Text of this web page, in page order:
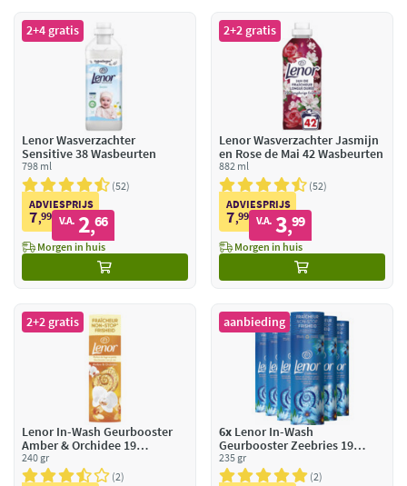
2+4 gratis
Lenor Wasverzachter
Sensitive 38 Wasbeurten
798 ml
52
ADVIESPRIJS
7,99 V.A. 2,66
Morgen in huis
2+2 gratis
Lenor Wasverzachter Jasmijn
en Rose de Mai 42 Wasbeurten
882 ml
52
ADVIESPRIJS
7,99 V.A. 3,99
Morgen in huis
2+2 gratis
Lenor In-Wash Geurbooster
Amber & Orchidee 19
wasbeurten
240 gr
2
aanbieding
6xLenor In-Wash
Geurbooster Zeebries 19
wasbeurten
235 gr
2